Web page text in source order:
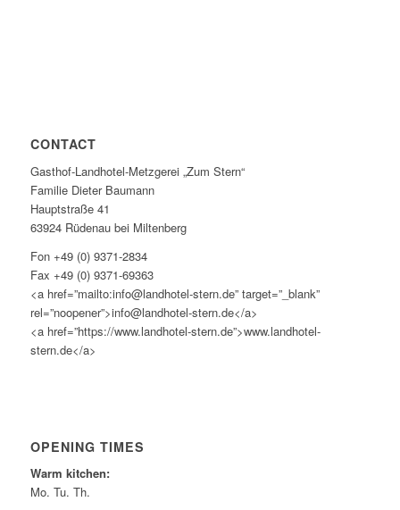
CONTACT
Gasthof-Landhotel-Metzgerei „Zum Stern“
Familie Dieter Baumann
Hauptstraße 41
63924 Rüdenau bei Miltenberg
Fon +49 (0) 9371-2834
Fax +49 (0) 9371-69363
<a href=”mailto:info@landhotel-stern.de” target=”_blank”
rel=”noopener”>info@landhotel-stern.de</a>
<a href=”https://www.landhotel-stern.de”>www.landhotel-
stern.de</a>
OPENING TIMES
Warm kitchen:
Mo. Tu. Th.